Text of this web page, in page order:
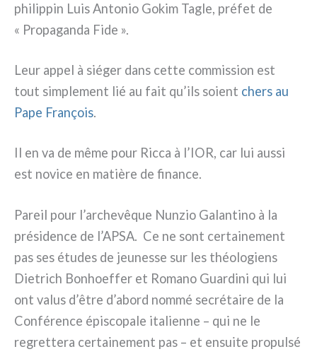
phi­lip­pin Luis Antonio Gokim Tagle, pré­fet de
« Propaganda Fide ».
Leur appel à sié­ger dans cet­te com­mis­sion est
tout sim­ple­ment lié au fait qu’ils soient chers au
Pape François.
Il en va de même pour Ricca à l’IOR, car lui aus­si
est novi­ce en matiè­re de finan­ce.
Pareil pour l’archevêque Nunzio Galantino à la
pré­si­den­ce de l’APSA. Ce ne sont cer­tai­ne­ment
pas ses étu­des de jeu­nes­se sur les théo­lo­giens
Dietrich Bonhoeffer et Romano Guardini qui lui
ont valus d’être d’abord nom­mé secré­tai­re de la
Conférence épi­sco­pa­le ita­lien­ne – qui ne le
regret­te­ra cer­tai­ne­ment pas – et ensui­te pro­pul­sé